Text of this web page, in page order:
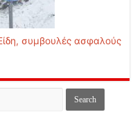
Είδη, συμβουλές ασφαλούς